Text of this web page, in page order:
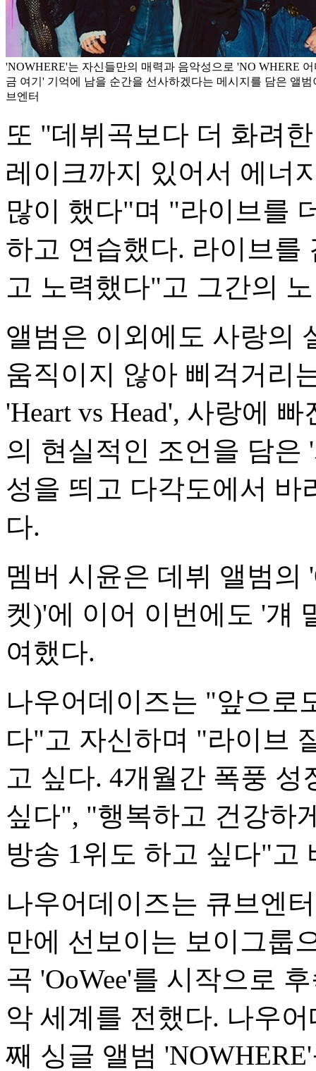
'NOWHERE'는 자신들만의 매력과 음악성으로 'NO WHERE
금 여기' 기억에 남을 순간을 선사하겠다는 메시지를 담은 앨
브엔터
또 "데뷔곡보다 더 화려
레이크까지 있어서 에너
많이 했다"며 "라이브를
하고 연습했다. 라이브를
고 노력했다"고 그간의
앨범은 이외에도 사랑의
움직이지 않아 삐걱거리
'Heart vs Head', 사랑에
의 현실적인 조언을 담은
성을 띄고 다각도에서 바
다.
멤버 시윤은 데뷔 앨범의
켓)'에 이어 이번에도 '걔
여했다.
나우어데이즈는 "앞으로
다"고 자신하며 "라이브
고 싶다. 4개월간 폭풍
싶다", "행복하고 건강하
방송 1위도 하고 싶다"고
나우어데이즈는 큐브엔
만에 선보이는 보이그룹
곡 'OoWee'를 시작으로
악 세계를 전했다. 나우
째 싱글 앨범